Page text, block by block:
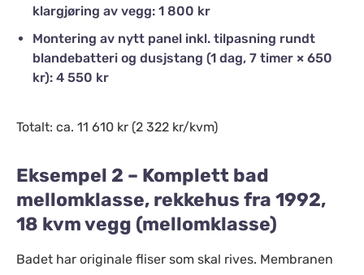
klargjøring av vegg: 1 800 kr
Montering av nytt panel inkl. tilpasning rundt
blandebatteri og dusjstang (1 dag, 7 timer × 650
kr): 4 550 kr
Totalt: ca. 11 610 kr (2 322 kr/kvm)
Eksempel 2 – Komplett bad
mellomklasse, rekkehus fra 1992,
18 kvm vegg (mellomklasse)
Badet har originale fliser som skal rives. Membranen